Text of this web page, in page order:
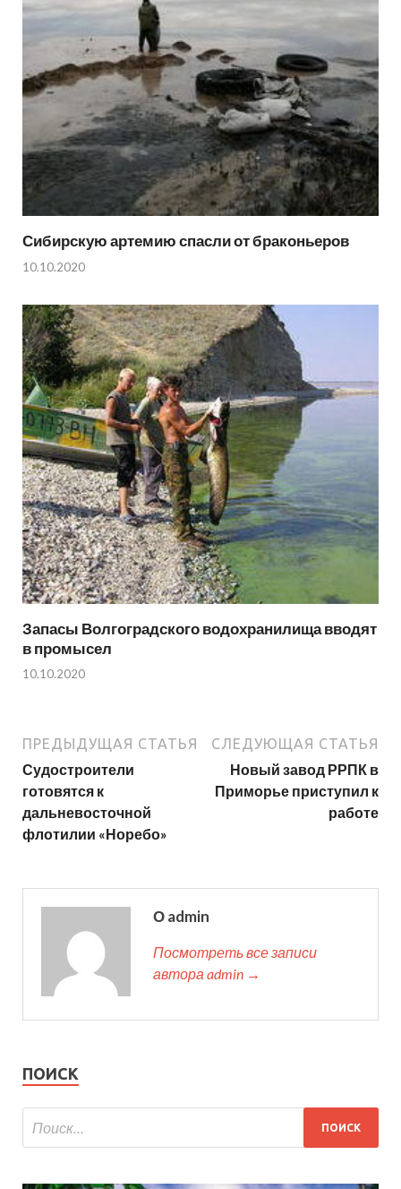
Сибирскую артемию спасли от браконьеров
10.10.2020
Запасы Волгоградского водохранилища вводят
в промысел
10.10.2020
ПРЕДЫДУЩАЯ СТАТЬЯ
Судостроители
готовятся к
дальневосточной
флотилии «Норебо»
СЛЕДУЮЩАЯ СТАТЬЯ
Новый завод РРПК в
Приморье приступил к
работе
О admin
Посмотреть все записи
автора admin →
ПОИСК